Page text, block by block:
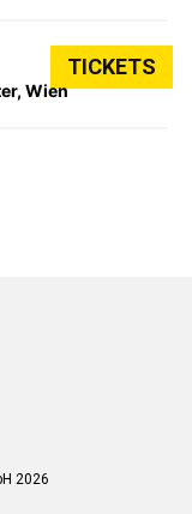
Wien
TICKETS
2026